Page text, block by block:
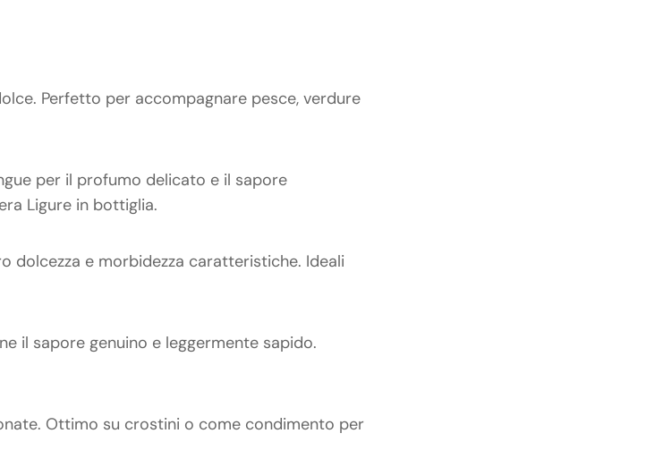
Perfetto per accompagnare pesce, verdure
per il profumo delicato e il sapore
Ligure in bottiglia.
dolcezza e morbidezza caratteristiche. Ideali
il sapore genuino e leggermente sapido.
Ottimo su crostini o come condimento per